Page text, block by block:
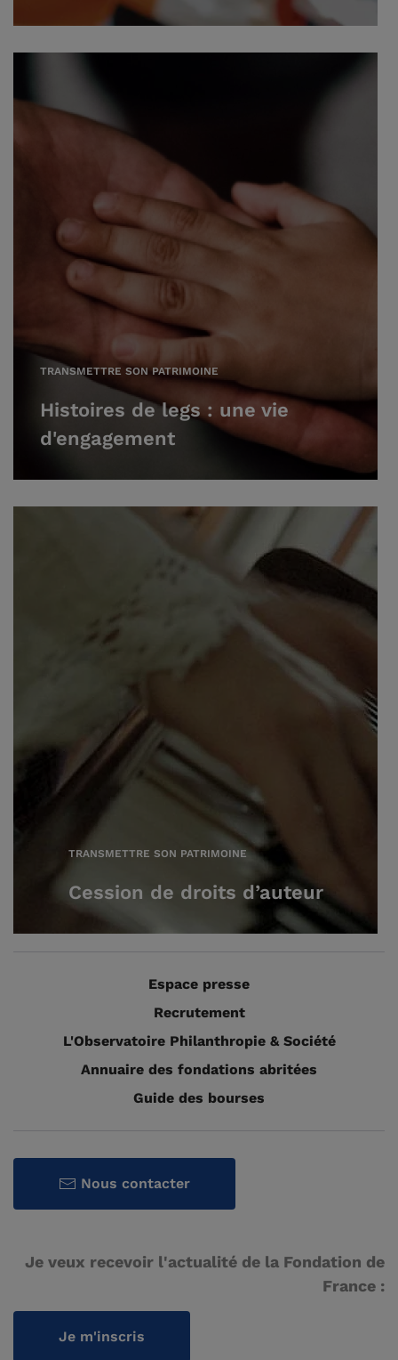
TRANSMETTRE SON PATRIMOINE
Histoires de legs : une vie
d'engagement
TRANSMETTRE SON PATRIMOINE
Cession de droits d’auteur
Espace presse
Recrutement
L'Observatoire Philanthropie & Société
Annuaire des fondations abritées
Guide des bourses
Nous contacter
Je veux recevoir l'actualité de la Fondation de
France :
Je m'inscris